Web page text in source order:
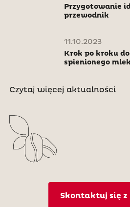
Przygotowanie
przewodnik
11.10.2023
Krok po kroku
spienionego
Czytaj więcej aktualności
Skontaktuj się